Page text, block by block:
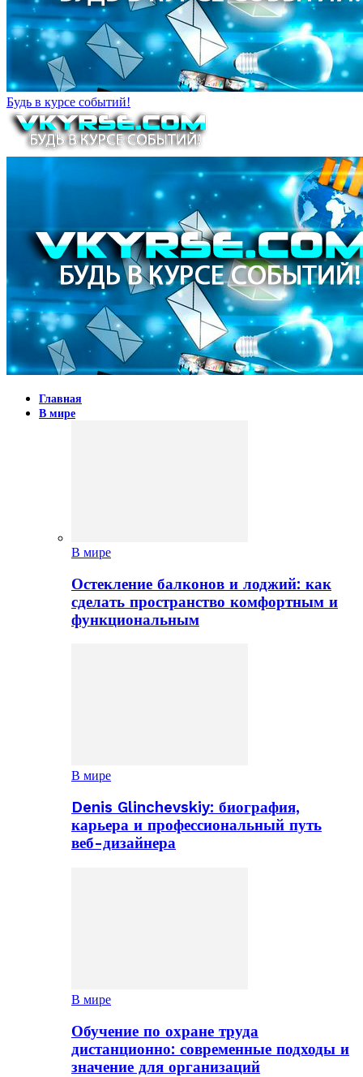
Будь в курсе событий!
Главная
В мире
В мире
Остекление балконов и лоджий: как
сделать пространство комфортным и
функциональным
В мире
Denis Glinchevskiy: биография,
карьера и профессиональный путь
веб-дизайнера
В мире
Обучение по охране труда
дистанционно: современные подходы и
значение для организаций